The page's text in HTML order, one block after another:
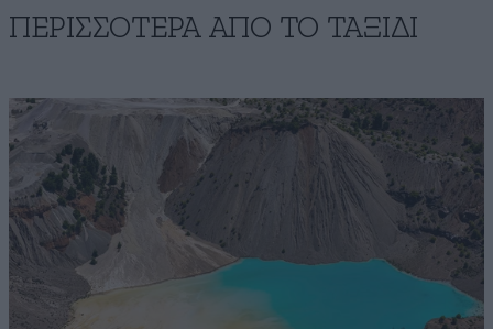
ΠΕΡΙΣΣΟΤΕΡΑ ΑΠΟ TO ΤΑΞΙΔΙ